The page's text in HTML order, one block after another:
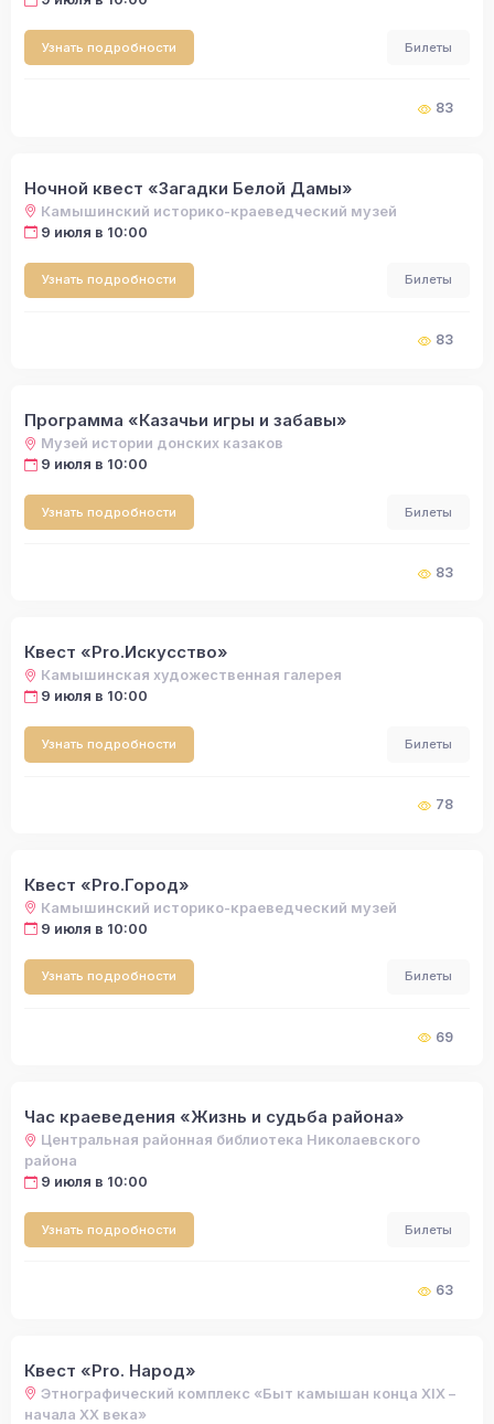
Узнать подробности Билеты
83
Ночной квест «Загадки Белой Дамы»
Камышинский историко-краеведческий музей
9 июля в 10:00
Узнать подробности Билеты
83
Программа «Казачьи игры и забавы»
Музей истории донских казаков
9 июля в 10:00
Узнать подробности Билеты
83
Квест «Pro.Искусство»
Камышинская художественная галерея
9 июля в 10:00
Узнать подробности Билеты
78
Квест «Pro.Город»
Камышинский историко-краеведческий музей
9 июля в 10:00
Узнать подробности Билеты
69
Час краеведения «Жизнь и судьба района»
Центральная районная библиотека Николаевского
района
9 июля в 10:00
Узнать подробности Билеты
63
Квест «Pro. Народ»
Этнографический комплекс «Быт камышан конца XIX –
начала XX века»